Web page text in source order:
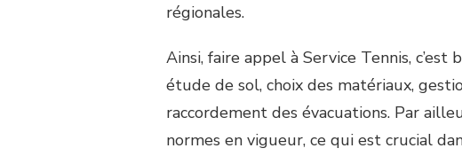
régionales.
Ainsi, faire appel à Service Tennis,
étude de sol, choix des matériaux,
raccordement des évacuations. Par
normes en vigueur, ce qui est crucial